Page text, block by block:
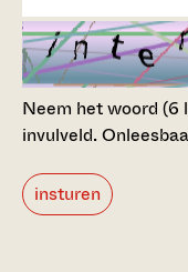
Neem het woord
invulveld.
insturen